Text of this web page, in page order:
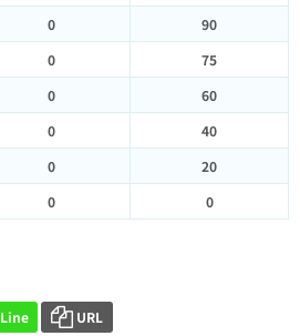
0
90
0
75
0
60
0
40
0
20
0 0
Line URL